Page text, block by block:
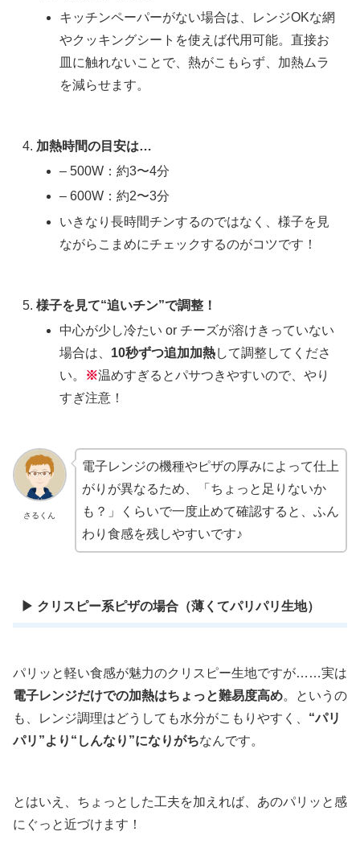
キッチンペーパーがない場合は、レンジOKな網
やクッキングシートを使えば代用可能。直接お
皿に触れないことで、熱がこもらず、加熱ムラ
を減らせます。
加熱時間の目安は…
– 500W：約3〜4分
– 600W：約2〜3分
いきなり長時間チンするのではなく、様子を見
ながらこまめにチェックするのがコツです！
様子を見て“追いチン”で調整！
中心が少し冷たい or チーズが溶けきっていない
場合は、 10秒ずつ追加加熱して調整してくださ
い。 ※温めすぎるとパサつきやすいので、やり
すぎ注意！
さるくん
電子レンジの機種やピザの厚みによって仕上
がりが異なるため、「ちょっと足りないか
も？」くらいで一度止めて確認すると、ふん
わり食感を残しやすいです♪
▶ クリスピー系ピザの場合（薄くてパリパリ生地）
パリッと軽い食感が魅力のクリスピー生地ですが……実は
電子レンジだけでの加熱はちょっと難易度高め。というの
も、レンジ調理はどうしても水分がこもりやすく、 “パリ
パリ”より“しんなり”になりがちなんです。
とはいえ、ちょっとした工夫を加えれば、あのパリッと感
にぐっと近づけます！